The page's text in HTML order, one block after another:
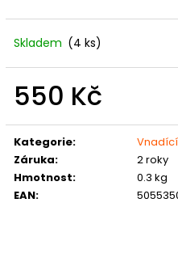
Skladem (4 ks)
550 Kč
cena:
Kategorie:
Záruka:
2 roky
Hmotnost:
0.3 kg
EAN: